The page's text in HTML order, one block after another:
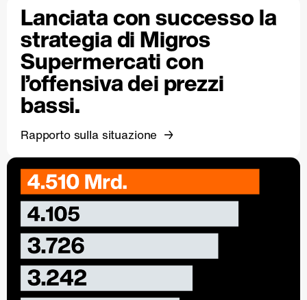
Lanciata con successo la
strategia di Migros
Supermercati con
l’offensiva dei prezzi
bassi.
Rapporto sulla situazione